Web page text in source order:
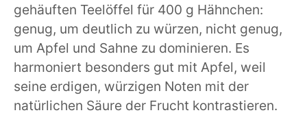
gehäuften Teelöffel für 400 g Hähnchen:
genug, um deutlich zu würzen, nicht genug,
um Apfel und Sahne zu dominieren. Es
harmoniert besonders gut mit Apfel, weil
seine erdigen, würzigen Noten mit der
natürlichen Säure der Frucht kontrastieren.